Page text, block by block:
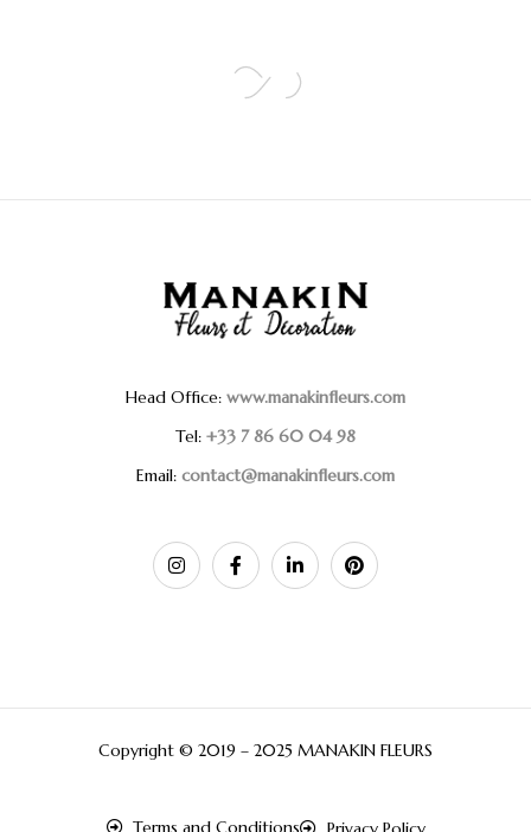
Head Office: www.manakinfleurs.com
Tel: +33 7 86 60 04 98
Email: contact@manakinfleurs.com
Copyright © 2019 – 2025 MANAKIN FLEURS
Terms and Conditions